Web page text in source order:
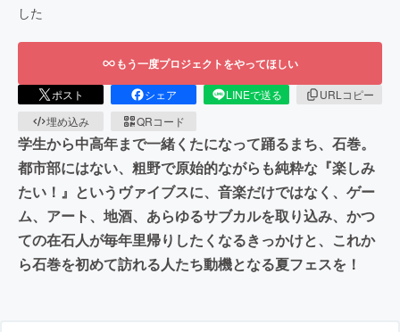
した
もう一度プロジェクトをやってほしい
ポスト シェア LINEで送る
URLコピー
埋め込み
QRコード
学生から中高年まで一緒くたになって踊るまち、石巻。
都市部にはない、粗野で原始的ながらも純粋な『楽しみ
たい！』というヴァイブスに、音楽だけではなく、ゲー
ム、アート、地酒、あらゆるサブカルを取り込み、かつ
ての在石人が毎年里帰りしたくなるきっかけと、これか
ら石巻を初めて訪れる人たち動機となる夏フェスを！